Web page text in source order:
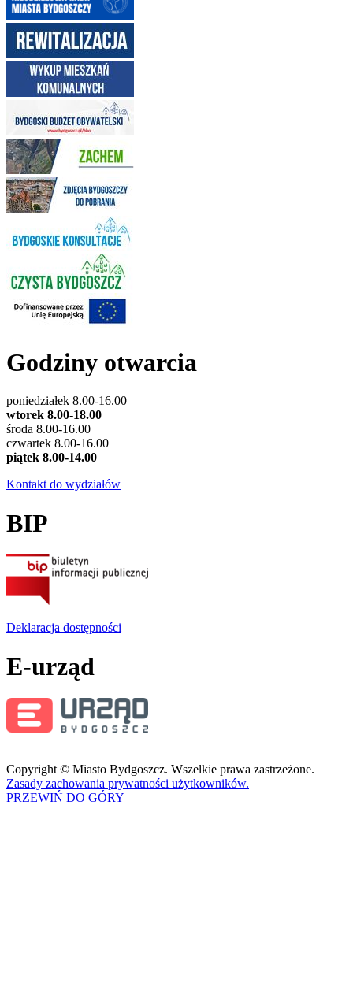
Godziny otwarcia
poniedziałek 8.00-16.00
wtorek 8.00-18.00
środa 8.00-16.00
czwartek 8.00-16.00
piątek 8.00-14.00
Kontakt do wydziałów
BIP
Deklaracja dostępności
E-urząd
Copyright © Miasto Bydgoszcz. Wszelkie prawa zastrzeżone.
Zasady zachowania prywatności użytkowników.
PRZEWIŃ DO GÓRY